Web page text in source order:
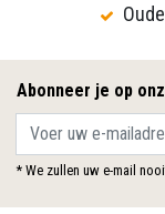
Abonneer je op
* We zullen uw e-mail